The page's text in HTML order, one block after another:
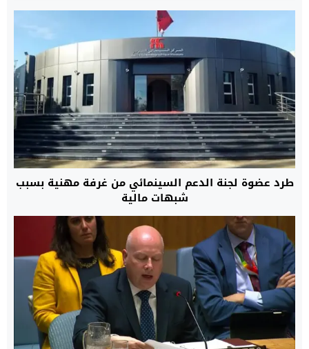
طرد عضوة لجنة الدعم السينمائي من غرفة مهنية بسبب
شبهات مالية